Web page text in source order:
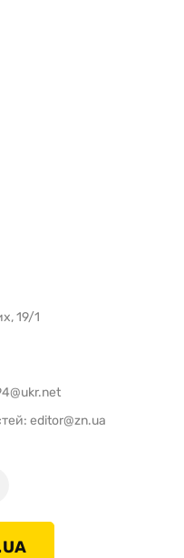
19/1
editor@zn.ua